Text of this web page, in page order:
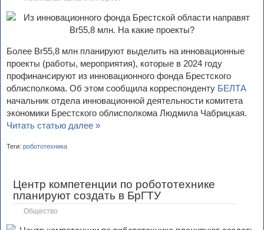
Более Br55,8 млн планируют выделить на инновационные
проекты (работы, мероприятия), которые в 2024 году
профинансируют из инновационного фонда Брестского
облисполкома. Об этом сообщила корреспонденту БЕЛТА
начальник отдела инновационной деятельности комитета
экономики Брестского облисполкома Людмила Чабрицкая.
Читать статью далее »
Теги: робототехника
Центр компетенции по робототехнике
планируют создать в БрГТУ
Общество